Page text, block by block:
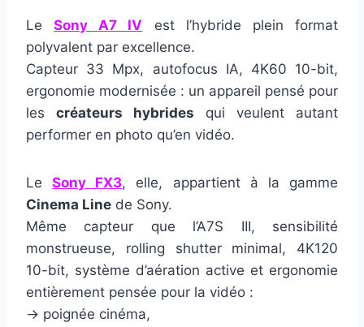
LeSony A7 IV est l’hybride plein format
polyvalent par excellence.
Capteur 33 Mpx, autofocus IA, 4K60 10-bit,
ergonomie modernisée : un appareil pensé pour
les créateurs hybrides qui veulent autant
performer en photo qu’en vidéo.
LeSony FX3, elle, appartient à la gamme
Cinema Line de Sony.
Même capteur que l’A7S III, sensibilité
monstrueuse, rolling shutter minimal, 4K120
10-bit, système d’aération active et ergonomie
entièrement pensée pour la vidéo :
→ poignée cinéma,